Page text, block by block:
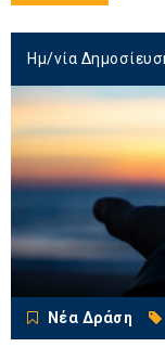
Ημ/νία
Νέα Δράση